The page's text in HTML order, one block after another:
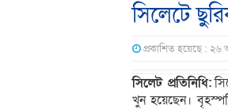
সিলেটে
প্রকাশিত হয়েছে : ২৬
সিলেট প্রতিনিধি:
খুন হয়েছেন।